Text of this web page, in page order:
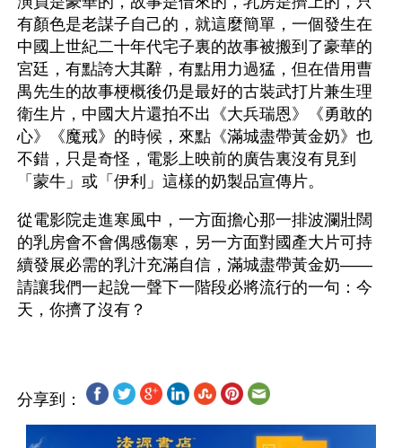
有顏色是老謀子自己的，就這麼簡單，一個發生在
中國上世紀二十年代宅子裏的故事被搬到了豪華的
宮廷，有點誇大其辭，有點用力過猛，但在借用曹
禺先生的故事梗概後仍是最好的古裝武打片兼生理
衛生片，中國大片還拍不出《大兵瑞恩》《勇敢的
心》《魔戒》的時候，來點《滿城盡帶黃金奶》也
不錯，只是奇怪，電影上映前的廣告裏沒有見到
「蒙牛」或「伊利」這樣的奶製品宣傳片。
從電影院走進寒風中，一方面擔心那一排波瀾壯闊
的乳房會不會偶感傷寒，另一方面對國產大片可持
續發展必需的乳汁充滿自信，滿城盡帶黃金奶——
請讓我們一起說一聲下一階段必將流行的一句：今
分享到：